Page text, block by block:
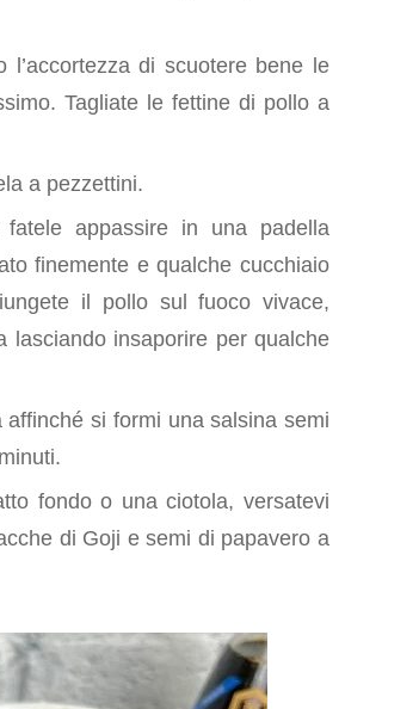
l’accortezza di scuotere bene le
Tagliate le fettine di pollo a
a pezzettini.
appassire in una padella
finemente e qualche cucchiaio
il pollo sul fuoco vivace,
lasciando insaporire per qualche
si formi una salsina semi
fondo o una ciotola, versatevi
di Goji e semi di papavero a